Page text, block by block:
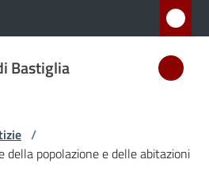
Bastiglia
/
della popolazione e delle abitazioni